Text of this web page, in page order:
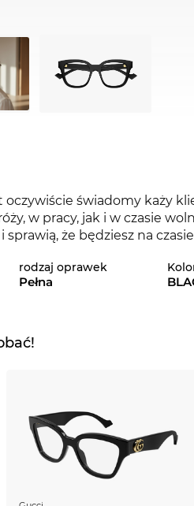
oczywiście świadomy każy
w pracy, jak i w czasie
sprawią, że będziesz na
możesz nabyć je od
rodzaj oprawek
Pełna